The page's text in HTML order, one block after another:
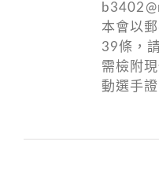
本會以
39條，
需檢附
動選手